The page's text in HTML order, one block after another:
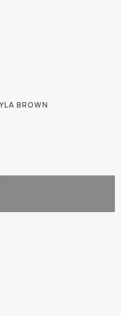
BROWN